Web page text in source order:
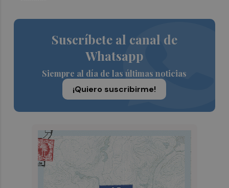
Suscríbete al canal de
Whatsapp
Siempre al día de las últimas noticias
¡Quiero suscribirme!